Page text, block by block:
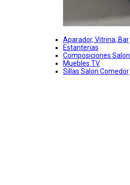
Aparador, Vitrina, Bar
Estanterias
Composiciones Salon
Muebles TV
Sillas Salon Comedor